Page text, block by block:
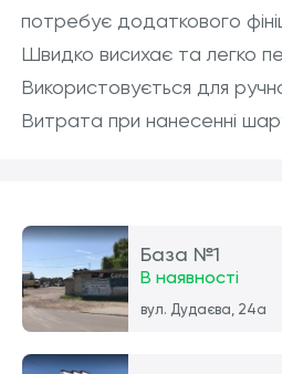
потребує додаткового
Швидко висихає та легко
Використовується для
Витрата при нанесенні
База №1
В наявності
вул. Дудаєва, 24а